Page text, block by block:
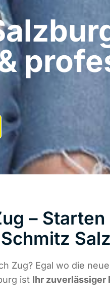
–
Zug? Egal wo die
ist Ihr zuverlässiger